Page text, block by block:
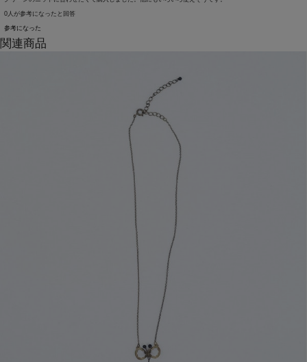
0人が参考になったと回答
参考になった
関連商品